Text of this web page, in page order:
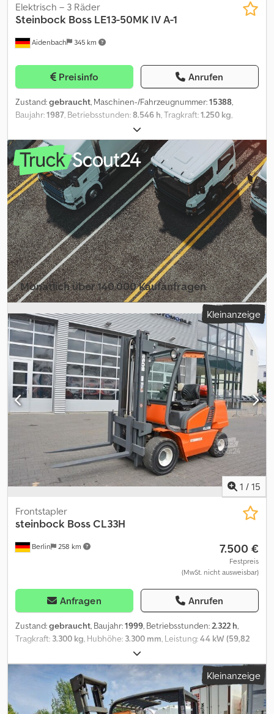
Aidenbach 345 km
Elektrisch – 3 Räder
Steinbock Boss LE13-50MK IV A-1
Preisinfo Anrufen
Zustand:gebraucht, Maschinen-/Fahrzeugnummer:15388,
Baujahr:1987, Betriebsstunden:8.546 h, Tragkraft:1.250 kg,
1.450 mm
Gabellänge:1.150 mm, Vorderreifengröße:18x7-8 Ca. 80%,
Hinterreifengröße: 18x7-8 Ca. 80%, Gesamtgewicht: 2.460 kg,
Motortyp: Elektro, Hersteller: Steinbock Boss Dodpszp Tbwefx
Adqjck
Monatlich über 140.000 Kaufanfragen
Händlerpaket auswählen Kleinanzeige
1 / 15
Berlin 258 km
Frontstapler
steinbock Boss CL33H
7.500 €
Festpreis
(MwSt. nicht ausweisbar)
Anfragen Anrufen
Zustand:gebraucht, Baujahr:1999, Betriebsstunden:2.322 h,
Tragkraft: 3.300 kg, Hubhöhe: 3.300 mm, Leistung:44 kW (59,82
, Farbe:Orange
km, Erstzulassung:10/1999, Federung:Sonstige, Fahrerkabine:
, Emissionsklasse: , Kraftstoff: Flüssiggas (LPG),
Ausstattung:Kopfschutz, * Hubhöhe:3300mm * Tragkraft:3300kg
* Eigengrwicht:4000kg * Autogas LPG * 44kw * Kabine Schneider
Kleinanzeige